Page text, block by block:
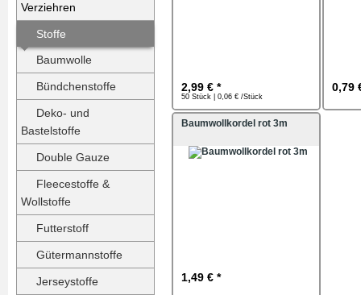
Verziehren
Stoffe
Baumwolle
Bündchenstoffe
Deko- und
Bastelstoffe
Double Gauze
Fleecestoffe &
Wollstoffe
Futterstoff
Gütermannstoffe
Jerseystoffe
2,99 € *
50 Stück | 0,06 € /Stück
0,79
Baumwollkordel rot 3m
1,49 € *